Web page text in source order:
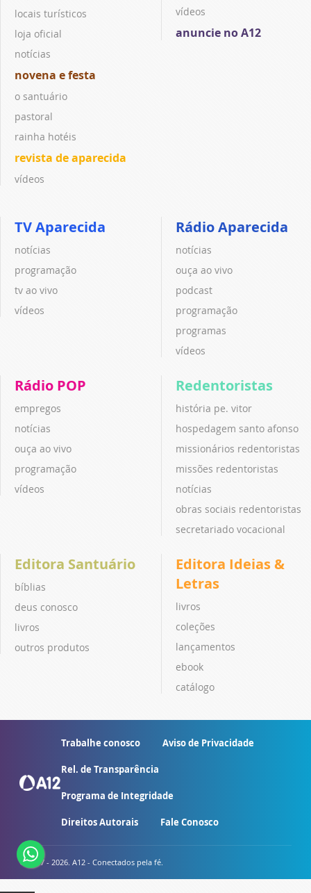
locais turísticos
loja oficial
notícias
novena e festa
o santuário
pastoral
rainha hotéis
revista de aparecida
vídeos
vídeos
anuncie no A12
TV Aparecida
notícias
programação
tv ao vivo
vídeos
Rádio Aparecida
notícias
ouça ao vivo
podcast
programação
programas
vídeos
Rádio POP
empregos
notícias
ouça ao vivo
programação
vídeos
Redentoristas
história pe. vitor
hospedagem santo afonso
missionários redentoristas
missões redentoristas
notícias
obras sociais redentoristas
secretariado vocacional
Editora Santuário
bíblias
deus conosco
livros
outros produtos
Editora Ideias &
Letras
livros
coleções
lançamentos
ebook
catálogo
Trabalhe conosco Aviso de Privacidade
Rel. de Transparência
Programa de Integridade
Direitos Autorais Fale Conosco
© 2007 - 2026. A12 - Conectados pela fé.